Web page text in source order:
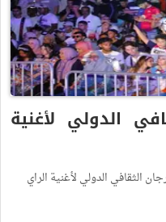
الدولي لأغنية
الثقافي الدولي لأغنية الراي